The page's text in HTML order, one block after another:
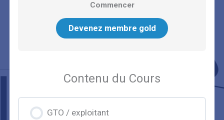
Commencer
Devenez membre gold
Contenu du Cours
GTO / exploitant